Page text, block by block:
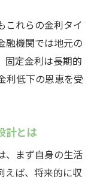
これらの金利タイ
融機関では地元の
固定金利は長期的
利低下の恩恵を受
計とは
、まず自身の生活
えば、将来的に収